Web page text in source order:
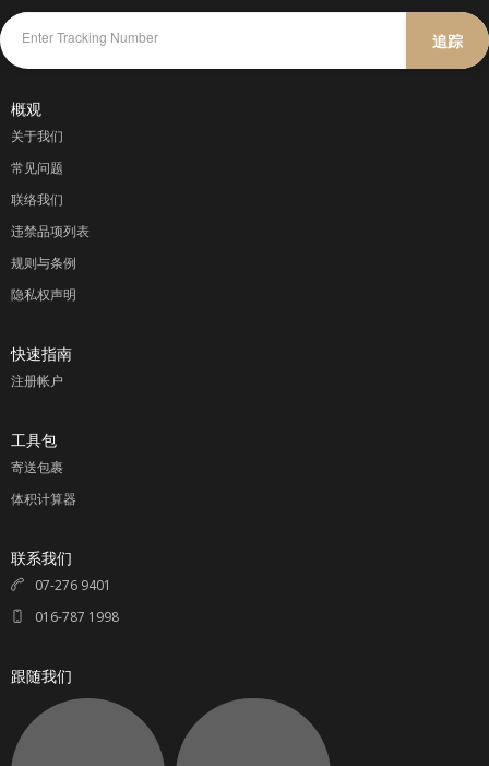
追踪
概观
关于我们
常见问题
联络我们
违禁品项列表
规则与条例
隐私权声明
快速指南
注册帐户
工具包
寄送包裹
体积计算器
联系我们
07-276 9401
016-787 1998
跟随我们